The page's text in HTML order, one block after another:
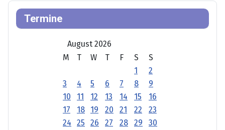
Termine
August 2026
M
T W T F S
S
1
2
3
4 5 6 7 8
9
10
11 12 13 14 15
16
17
18 19 20 21 22
23
24
25 26 27 28 29
30